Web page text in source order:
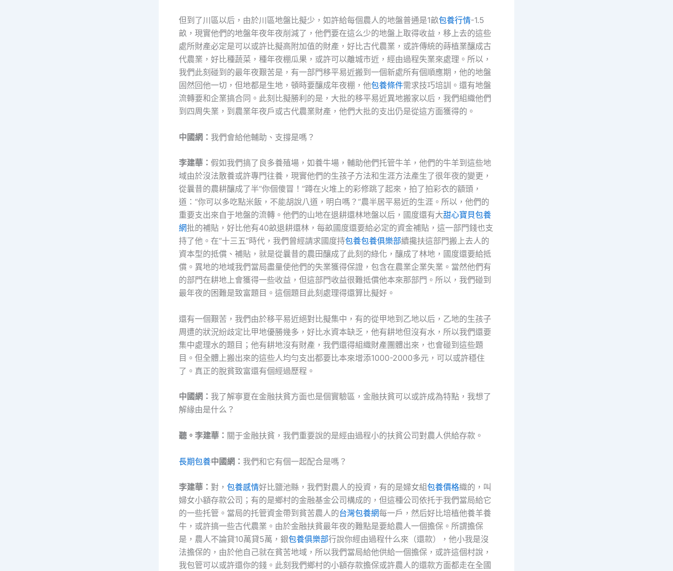
但到了川區以后，由於川區地盤比擬少，如許給每個農人的地盤普通是1畝包養行情-1.5
畝，現實他們的地盤年夜年夜削減了，他們要在這么少的地盤上取得收益，移上去的這些
處所財產必定是可以或許比擬高附加值的財產，好比古代農業，或許傳統的蒔植業釀成古
代農業，好比種蔬菜，種年夜棚瓜果，或許可以離城市近，經由過程失業來處理。所以，
我們此刻碰到的最年夜艱苦是，有一部門移平易近搬到一個新處所有個順應期，他的地盤
固然回他一切，但地都是生地，頓時要釀成年夜棚，他包養條件需求技巧培訓。還有地盤
流轉要和企業搞合同。此刻比擬勝利的是，大批的移平易近異地搬家以后，我們組織他們
到四周失業，到農業年夜戶或古代農業財產，他們大批的支出仍是從這方面獲得的。
中國網： 我們會給他輔助、支撐是嗎？
李建華： 假如我們搞了良多養殖場，如養牛場，輔助他們托管牛羊，他們的牛羊到這些地
域由於沒法散養或許專門往養，現實他們的生孩子方法和生涯方法產生了很年夜的變更，
從曩昔的農耕釀成了半“你個傻冒！”蹲在火堆上的彩修跳了起來，拍了拍彩衣的額頭，
道：“你可以多吃點米飯，不能胡說八道，明白嗎？”農半居平易近的生涯。所以，他們的
重要支出來自于地盤的流轉。他們的山地在退耕還林地盤以后，國度還有大甜心寶貝包養
網批的補貼，好比他有40畝退耕還林，每畝國度還要給必定的資金補貼，這一部門錢也支
持了他。在“十三五”時代，我們曾經請求國度持包養包養俱樂部續攙扶這部門搬上去人的
資本型的抵償、補貼，就是從曩昔的農田釀成了此刻的綠化，釀成了林地，國度還要給抵
償。異地的地域我們當局盡量使他們的失業獲得保證，包含在農業企業失業。當然他們有
的部門在耕地上會獲得一些收益，但這部門收益很難抵償他本來那部門。所以，我們碰到
最年夜的困難是致富題目。這個題目此刻處理得還算比擬好。
還有一個艱苦，我們由於移平易近絕對比擬集中，有的從甲地到乙地以后，乙地的生孩子
周遭的狀況紛歧定比甲地優勝幾多，好比水資本缺乏，他有耕地但沒有水，所以我們還要
集中處理水的題目；他有耕地沒有財產，我們還得組織財產團體出來，也會碰到這些題
目。但全體上搬出來的這些人均勻支出都要比本來增添1000-2000多元，可以或許穩住
了。真正的脫貧致富還有個經過歷程。
中國網： 我了解寧夏在金融扶貧方面也是個實驗區，金融扶貧可以或許成為特點，我想了
解緣由是什么？
聽。李建華： 關于金融扶貧，我們重要說的是經由過程小的扶貧公司對農人供給存款。
長期包養中國網： 我們和它有個一起配合是嗎？
李建華： 對， 包養感情好比鹽池縣，我們對農人的投資，有的是婦女組包養價格織的，叫
婦女小額存款公司；有的是鄉村的金融基金公司構成的，但這種公司依托于我們當局給它
的一些托管。當局的托管資金帶到貧苦農人的台灣包養網每一戶，然后好比培植他養羊養
牛，或許搞一些古代農業。由於金融扶貧最年夜的難點是要給農人一個擔保。所謂擔保
是，農人不論貸10萬貸5萬，銀包養俱樂部行說你經由過程什么來（還款），他小我是沒
法擔保的，由於他自己就在貧苦地域，所以我們當局給他供給一個擔保，或許這個村說，
我包管可以或許還你的錢。此刻我們鄉村的小額存款擔保或許農人的還款方面都走在全國